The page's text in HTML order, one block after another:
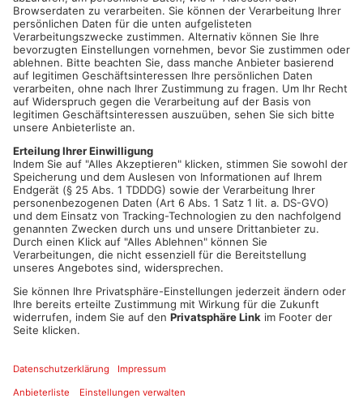
Radfahrerin wurde von einem 75 Jahre alten Autofahrer
erfasst. Der Mann übersah die Frau offenbar und fuhr ihr von
hinten auf.
Schwere Verletzungen, aber keine Lebensgefahr
Die Radfahrerin stürzte durch den Aufprall und zog sich
Verletzungen am Kopf und an der Wirbelsäule zu. Trotz der
Schwere ihrer Verletzungen gab die Polizei an, dass die Frau
nicht in Lebensgefahr schwebt.
Zeugen gesucht
Die Polizei in Hanau bittet mögliche Zeugen, sich unter der
Rufnummer 06181 9010-0 zu melden, um den Unfallhergang
vollständig aufzuklären.
Artikel teilen
ANZEIGE